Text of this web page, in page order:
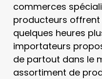
commerces
producteurs
quelques heures
importateurs
de partout dans le
assortiment de